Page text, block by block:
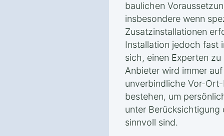
baulichen
insbesondere wenn
Zusatzinstallationen
Installation jedoch fast
sich, einen Experten
Anbieter wird immer
unverbindliche Vor-
bestehen, um
unter Berücksichtigung
sinnvoll sind.